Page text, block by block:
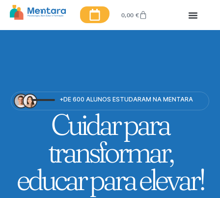
0,00 €
+DE 600 ALUNOS ESTUDARAM NA MENTARA
Cuidar para
transformar,
educar para elevar!